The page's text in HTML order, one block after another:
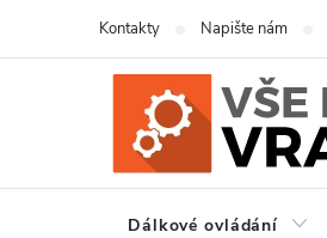
Kontakty Napište nám
Dálkové ovládání